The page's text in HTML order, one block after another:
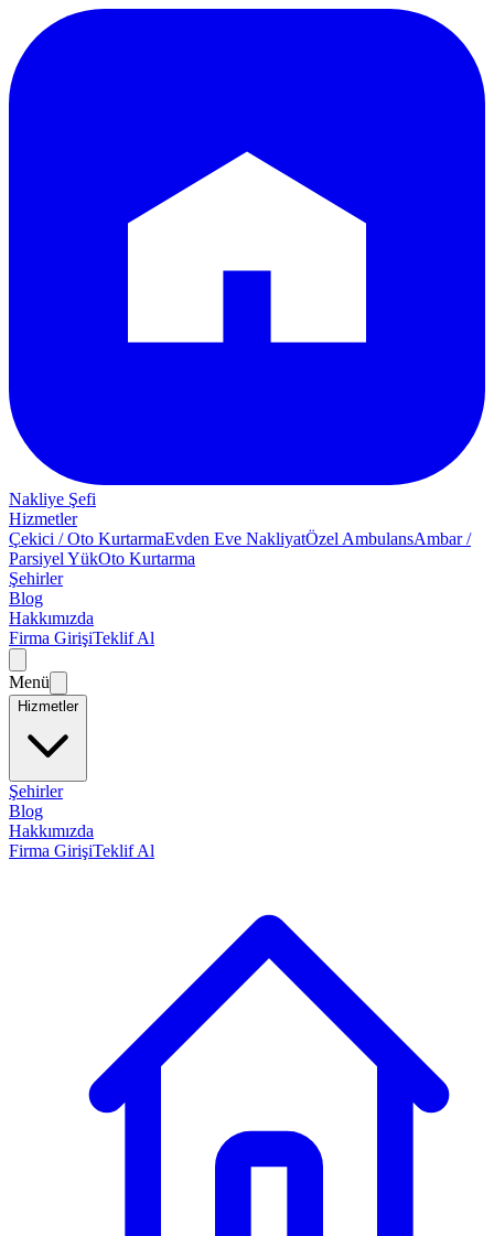
Nakliye Şefi
Hizmetler
Çekici / Oto KurtarmaEvden Eve NakliyatÖzel AmbulansAmbar /
Parsiyel YükOto Kurtarma
Şehirler
Blog
Hakkımızda
Firma GirişiTeklif Al
Menü
Hizmetler
Şehirler
Blog
Hakkımızda
Firma GirişiTeklif Al